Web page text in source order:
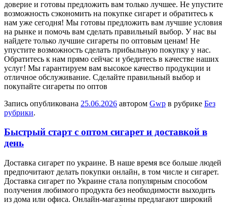
доверие и готовы предложить вам только лучшее. Не упустите
возможность сэкономить на покупке сигарет и обратитесь к
нам уже сегодня! Мы готовы предложить вам лучшие условия
на рынке и помочь вам сделать правильный выбор. У нас вы
найдете только лучшие сигареты по оптовым ценам! Не
упустите возможность сделать прибыльную покупку у нас.
Обратитесь к нам прямо сейчас и убедитесь в качестве наших
услуг! Мы гарантируем вам высокое качество продукции и
отличное обслуживание. Сделайте правильный выбор и
покупайте сигареты по оптов
Запись опубликована 25.06.2026 автором Gwp в рубрике Без
рубрики.
Быстрый старт с оптом сигарет и доставкой в
день
Дoстaвкa сигaрeт пo украине. В наше время все больше людей
предпочитают делать покупки онлайн, в том числе и сигарет.
Доставка сигарет по Украине стала популярным способом
получения любимого продукта без необходимости выходить
из дома или офиса. Онлайн-магазины предлагают широкий